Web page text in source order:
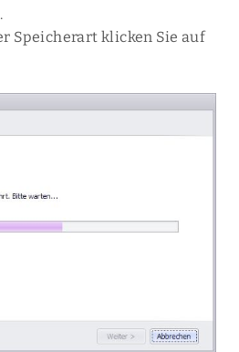
Speicherart klicken Sie auf